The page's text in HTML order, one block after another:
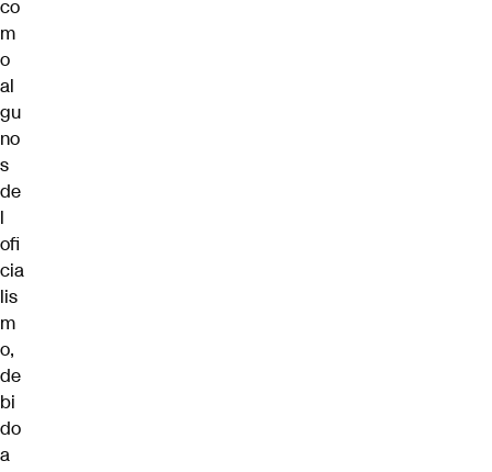
co
m
o
al
gu
no
s
de
l
ofi
cia
lis
m
o,
de
bi
do
a